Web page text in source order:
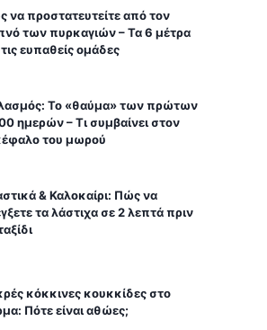
να προστατευτείτε από τον
των πυρκαγιών – Τα 6 μέτρα
τις ευπαθείς ομάδες
Το «θαύμα» των πρώτων
ημερών – Τι συμβαίνει στον
του μωρού
& Καλοκαίρι: Πώς να
τα λάστιχα σε 2 λεπτά πριν
κόκκινες κουκκίδες στο
Πότε είναι αθώες;